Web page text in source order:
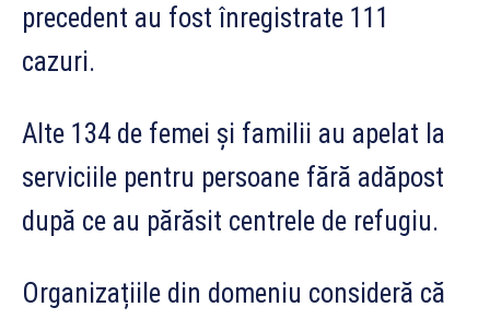
precedent au fost înregistrate 111
cazuri.
Alte 134 de femei și familii au apelat la
serviciile pentru persoane fără adăpost
după ce au părăsit centrele de refugiu.
Organizațiile din domeniu consideră că